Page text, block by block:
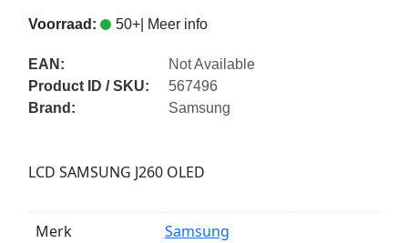
Voorraad: 50+| Meer info
EAN:
Not Available
Product ID / SKU:
567496
Brand:
Samsung
LCD SAMSUNG J260 OLED
Merk Samsung